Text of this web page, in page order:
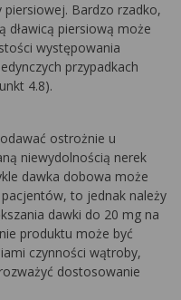
piersiowej. Bardzo rzadko,
dławicą piersiową może
występowania
przypadkach
4.8).
ostrożnie u
niewydolnością nerek
dawka dobowa może
to jednak należy
dawki do 20 mg na
produktu może być
czynności wątroby,
dostosowanie